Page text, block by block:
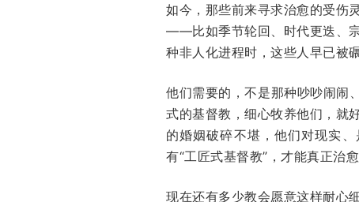
如今，那些前来寻求治愈的受伤
——比如季节轮回、时代更迭、
种非人化进程时，这些人早已被
他们需要的，不是那种吵吵闹闹
式的基督教，细心牧养他们，就
的婚姻破碎不堪，他们对现实
有“工匠式基督教”，才能真正治愈
现在还有多少教会愿意这样耐心